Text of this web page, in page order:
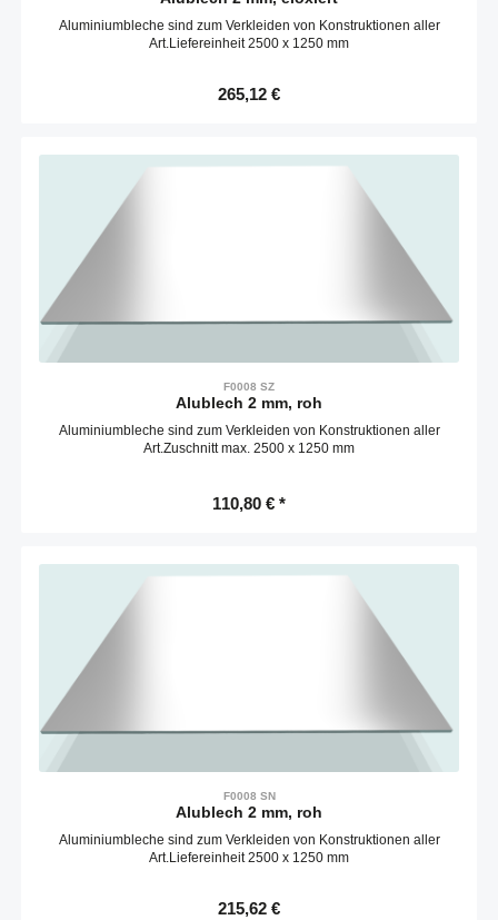
Aluminiumbleche sind zum Verkleiden von Konstruktionen aller
Art.Liefereinheit 2500 x 1250 mm
Regulärer Preis:
265,12 €
F0008 SZ
Alublech 2 mm, roh
Aluminiumbleche sind zum Verkleiden von Konstruktionen aller
Art.Zuschnitt max. 2500 x 1250 mm
110,80 € *
F0008 SN
Alublech 2 mm, roh
Aluminiumbleche sind zum Verkleiden von Konstruktionen aller
Art.Liefereinheit 2500 x 1250 mm
Regulärer Preis:
215,62 €